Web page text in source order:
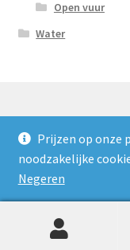
Prijzen op onze
noodzakelijke
Negeren
Open vuur
Water
© Nooijens Verhuur
Privacybeleid